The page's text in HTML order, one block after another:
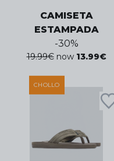
CAMISETA
ESTAMPADA
-30%
19.99€ now 13.99€
CHOLLO